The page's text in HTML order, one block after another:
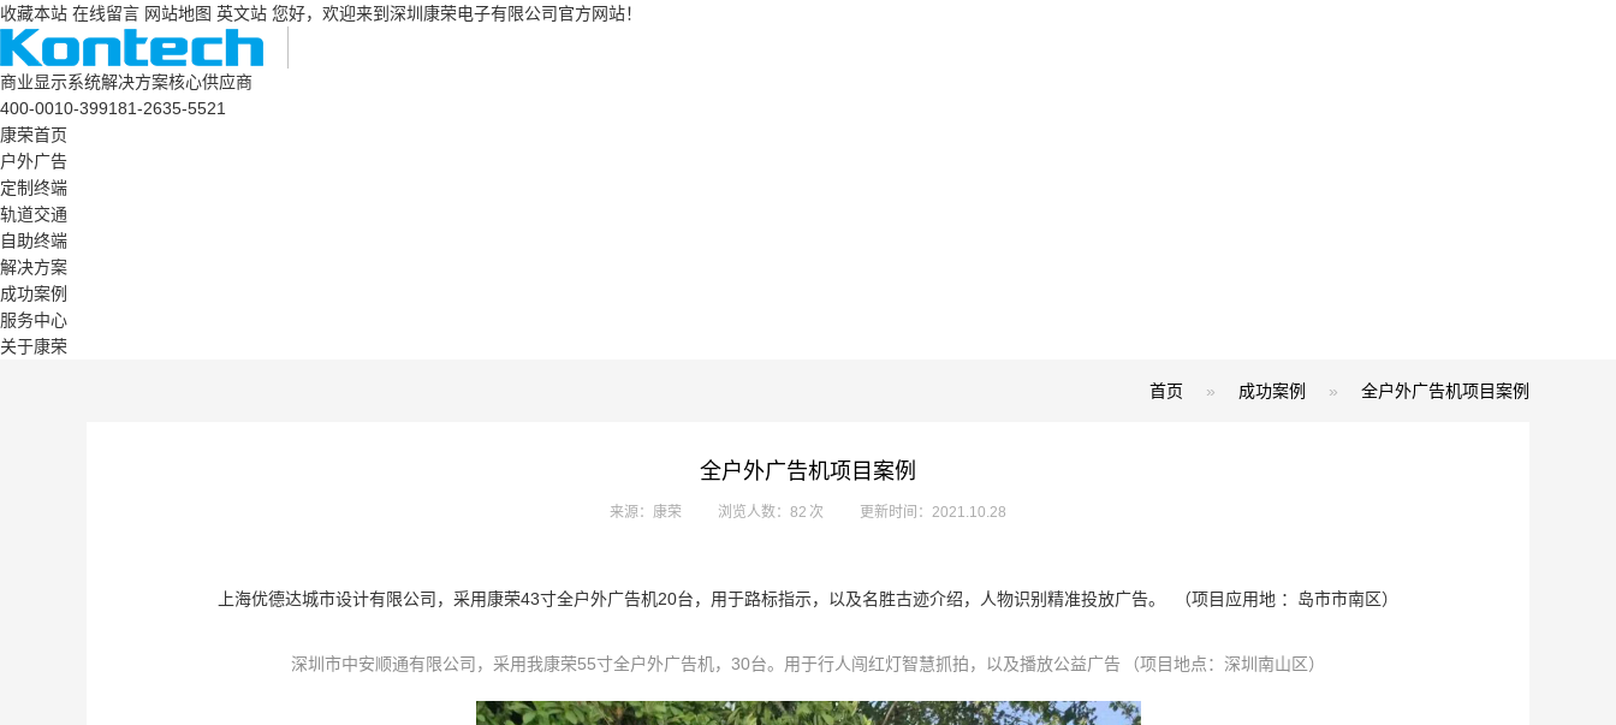
收藏本站 在线留言 网站地图 英文站 您好，欢迎来到深圳康荣电子有限公司官方网站！
商业显示系统解决方案核心供应商
400-0010-399181-2635-5521
康荣首页
户外广告
定制终端
轨道交通
自助终端
解决方案
成功案例
服务中心
关于康荣
首页 » 成功案例 » 全户外广告机项目案例
全户外广告机项目案例
来源：康荣 浏览人数：82 次 更新时间：2021.10.28
上海优德达城市设计有限公司，采用康荣43寸全户外广告机20台，用于路标指示，以及名胜古迹介绍，人物识别精准投放广告。 （项目应用地 ：岛市市南区）
深圳市中安顺通有限公司，采用我康荣55寸全户外广告机，30台。用于行人闯红灯智慧抓拍，以及播放公益广告 （项目地点：深圳南山区）